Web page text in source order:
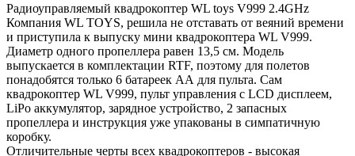
Радиоуправляемый квадрокоптер WL toys V999 2.4GHz
Компания WL TOYS, решила не отставать от веяний времени
и приступила к выпуску мини квадрокоптера WL V999.
Диаметр одного пропеллера равен 13,5 см. Модель
выпускается в комплектации RTF, поэтому для полетов
понадобятся только 6 батареек АА для пульта. Сам
квадрокоптер WL V999, пульт управления с LCD дисплеем,
LiPo аккумулятор, зарядное устройство, 2 запасных
пропеллера и инструкция уже упакованы в симпатичную
коробку.
Отличительные черты всех квадрокоптеров - высокая